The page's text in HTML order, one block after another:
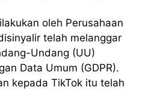
oleh Perusahaan
telah melanggar
Undang (UU)
Data Umum (GDPR).
kepada TikTok itu telah